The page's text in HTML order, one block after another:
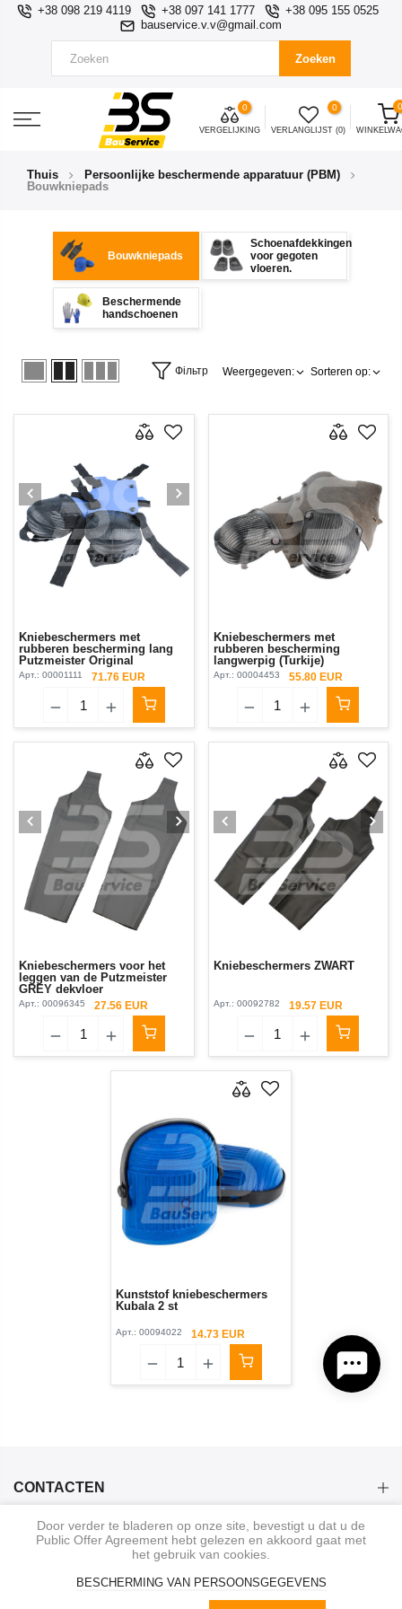
+38 098 219 4119 +38 097 141 1777
+38 095 155 0525
bauservice.v.v@gmail.com
Zoeken
0
VERGELIJKING
0
VERLANGLIJST (0)
0
Thuis
Persoonlijke beschermende apparatuur (PBM)
Bouwkniepads
Bouwkniepads
Schoenafdekkingen
voor gegoten
vloeren.
Beschermende
handschoenen
Фільтр Weergegeven: Sorteren op:
Kniebeschermers met
rubberen bescherming lang
Putzmeister Original
Арт.: 00001111 71.76 EUR
Kniebeschermers met
rubberen bescherming
langwerpig (Turkije)
Арт.: 00004453 55.80 EUR
Kniebeschermers voor het
leggen van de Putzmeister
GREY dekvloer
Арт.: 00096345 27.56 EUR
Kniebeschermers ZWART
Арт.: 00092782 19.57 EUR
Kunststof kniebeschermers
Kubala 2 st
Арт.:00094022 14.73 EUR
CONTACTEN
CATEGORIEËN
INFORMATIE
Door verder te bladeren op onze site, bevestigt u dat u de
Public Offer Agreement hebt gelezen en akkoord gaat met
het gebruik van cookies.
BESCHERMING VAN PERSOONSGEGEVENS